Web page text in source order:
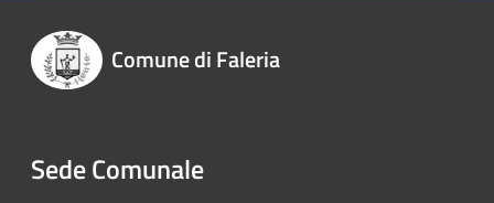
Comune di Faleria
Sede Comunale